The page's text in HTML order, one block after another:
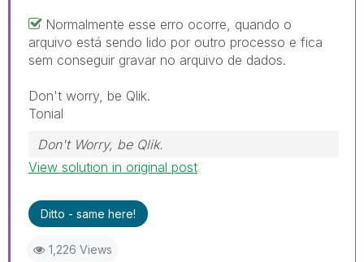
Normalmente esse erro ocorre, quando o
arquivo está sendo lido por outro processo e fica
sem conseguir gravar no arquivo de dados.
Don't worry, be Qlik.
Tonial
Don't Worry, be Qlik.
View solution in original post
Ditto - same here!
1,226 Views